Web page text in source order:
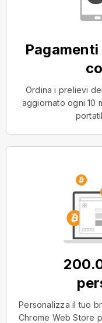
Ordina i prelievi
aggiornato ogni 10
Personalizza il tuo
Chrome Web Store